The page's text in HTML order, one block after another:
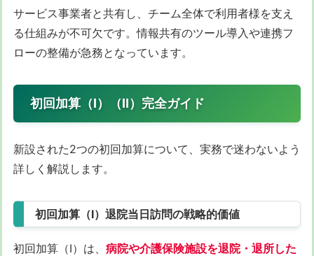
サービス事業者と共有し、チーム全体で利用者様を支え
る仕組みが不可欠です。情報共有のツール導入や連携フ
ローの整備が急務となっています。
初回加算（Ⅰ）（Ⅱ）完全ガイド
新設された2つの初回加算について、実務で迷わないよう
詳しく解説します。
初回加算（Ⅰ）退院当日訪問の戦略的価値
初回加算（Ⅰ）は、 病院や介護保険施設を退院・退所した